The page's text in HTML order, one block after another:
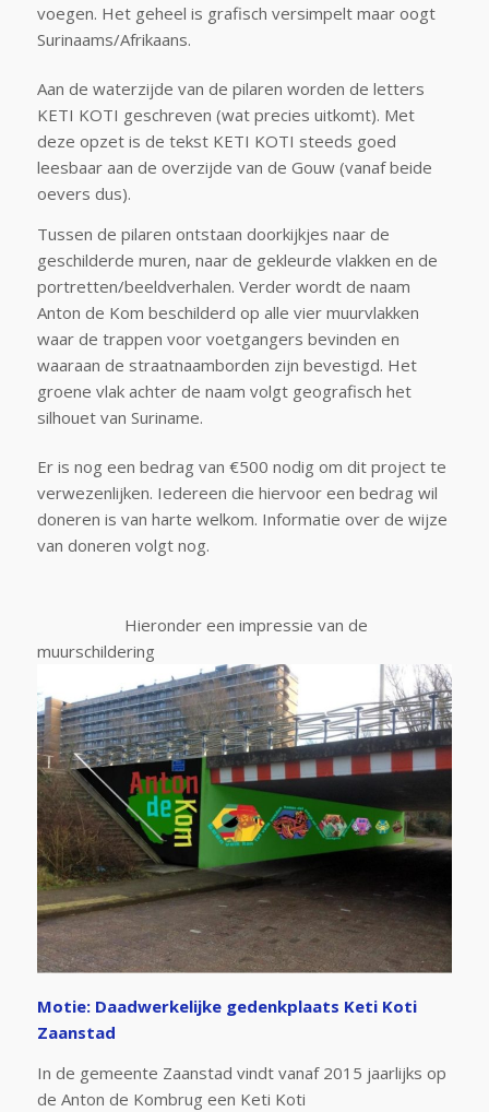
voegen. Het geheel is grafisch versimpelt maar oogt
Surinaams/Afrikaans.
Aan de waterzijde van de pilaren worden de letters
KETI KOTI geschreven (wat precies uitkomt). Met
deze opzet is de tekst KETI KOTI steeds goed
leesbaar aan de overzijde van de Gouw (vanaf beide
oevers dus).
Tussen de pilaren ontstaan doorkijkjes naar de
geschilderde muren, naar de gekleurde vlakken en de
portretten/beeldverhalen. Verder wordt de naam
Anton de Kom beschilderd op alle vier muurvlakken
waar de trappen voor voetgangers bevinden en
waaraan de straatnaamborden zijn bevestigd. Het
groene vlak achter de naam volgt geografisch het
silhouet van Suriname.
Er is nog een bedrag van €500 nodig om dit project te
verwezenlijken. Iedereen die hiervoor een bedrag wil
doneren is van harte welkom. Informatie over de wijze
van doneren volgt nog.
Hieronder een impressie van de
muurschildering
Motie: Daadwerkelijke gedenkplaats Keti Koti
Zaanstad
In de gemeente Zaanstad vindt vanaf 2015 jaarlijks op
de Anton de Kombrug een Keti Koti